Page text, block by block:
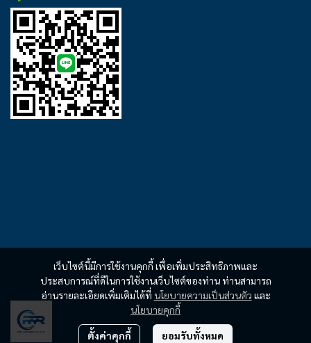
เว็บไซต์นี้มีการใช้งานคุกกี้ เพื่อเพิ่มประสิทธิภาพและ
ประสบการณ์ที่ดีในการใช้งานเว็บไซต์ของท่าน ท่านสามารถ
อ่านรายละเอียดเพิ่มเติมได้ที่ นโยบายความเป็นส่วนตัว และ
นโยบายคุกกี้
ตั้งค่าคุกกี้ ยอมรับทั้งหมด